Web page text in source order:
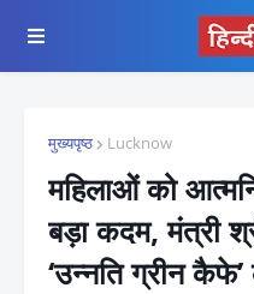
मुख्यपृष्ठ Lucknow
महिलाओं को
बड़ा कदम, मंत्री
‘उन्नति ग्रीन